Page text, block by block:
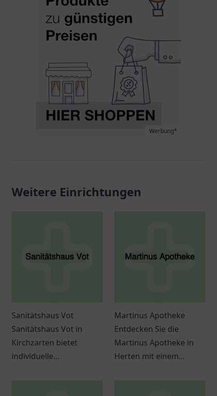
Werbung*
Weitere Einrichtungen
Sanitätshaus Vot
Sanitätshaus Vot in
Kirchzarten bietet
individuelle
Martinus Apotheke
Entdecken Sie die
Martinus Apotheke in
Herten mit einem